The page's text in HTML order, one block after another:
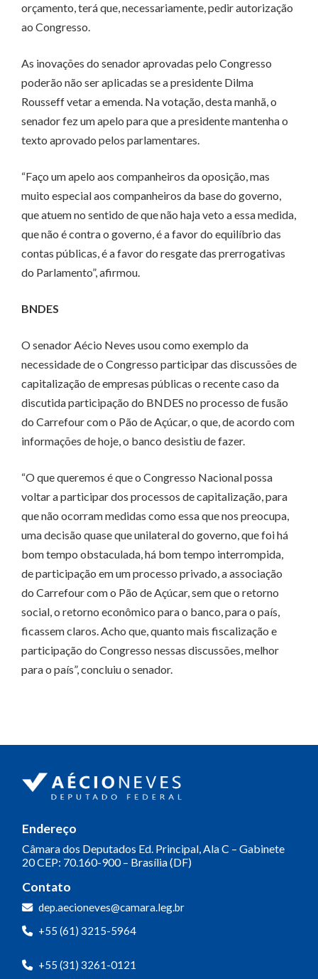
orçamento, terá que, necessariamente, pedir autorização
ao Congresso.
As inovações do senador aprovadas pelo Congresso
poderão não ser aplicadas se a presidente Dilma
Rousseff vetar a emenda. Na votação, desta manhã, o
senador fez um apelo para que a presidente mantenha o
texto aprovado pelos parlamentares.
“Faço um apelo aos companheiros da oposição, mas
muito especial aos companheiros da base do governo,
que atuem no sentido de que não haja veto a essa medida,
que não é contra o governo, é a favor do equilíbrio das
contas públicas, é a favor do resgate das prerrogativas
do Parlamento”, afirmou.
BNDES
O senador Aécio Neves usou como exemplo da
necessidade de o Congresso participar das discussões de
capitalização de empresas públicas o recente caso da
discutida participação do BNDES no processo de fusão
do Carrefour com o Pão de Açúcar, o que, de acordo com
informações de hoje, o banco desistiu de fazer.
“O que queremos é que o Congresso Nacional possa
voltar a participar dos processos de capitalização, para
que não ocorram medidas como essa que nos preocupa,
uma decisão quase que unilateral do governo, que foi há
bom tempo obstaculada, há bom tempo interrompida,
de participação em um processo privado, a associação
do Carrefour com o Pão de Açúcar, sem que o retorno
social, o retorno econômico para o banco, para o país,
ficassem claros. Acho que, quanto mais fiscalização e
participação do Congresso nessas discussões, melhor
para o país”, concluiu o senador.
Endereço
Câmara dos Deputados Ed. Principal, Ala C – Gabinete
20CEP: 70.160-900 – Brasília (DF)
Contato
dep.aecioneves@camara.leg.br
+55 (61) 3215-5964
+55 (31) 3261-0121
Olá! Seja bem-vindo(a).
com o gabinete do Deputado Aécio
Neves.